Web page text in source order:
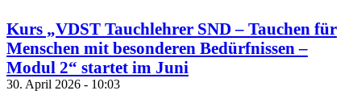
Kurs „VDST Tauchlehrer SND – Tauchen für
Menschen mit besonderen Bedürfnissen –
Modul 2“ startet im Juni
30. April 2026 - 10:03